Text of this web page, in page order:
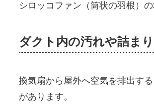
シロッコファン（筒状の羽根）
ダクト内の汚れや詰まり
換気扇から屋外へ空気を排出す
があります。